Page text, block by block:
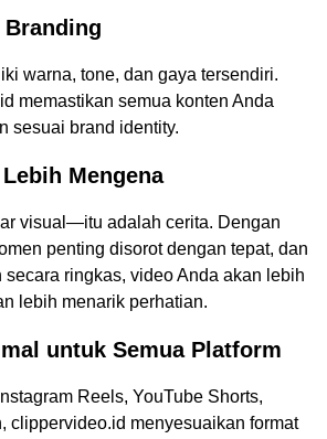
warna, tone, dan gaya tersendiri.
memastikan semua konten Anda
sesuai brand identity.
Mengena
visual—itu adalah cerita. Dengan
penting disorot dengan tepat, dan
ringkas, video Anda akan lebih
lebih menarik perhatian.
untuk Semua Platform
Reels, YouTube Shorts,
clippervideo.id menyesuaikan format